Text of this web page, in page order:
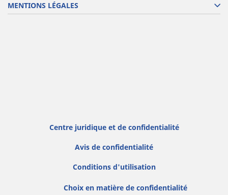
MENTIONS LÉGALES
Centre juridique et de confidentialité
Avis de confidentialité
Conditions d'utilisation
Choix en matière de confidentialité